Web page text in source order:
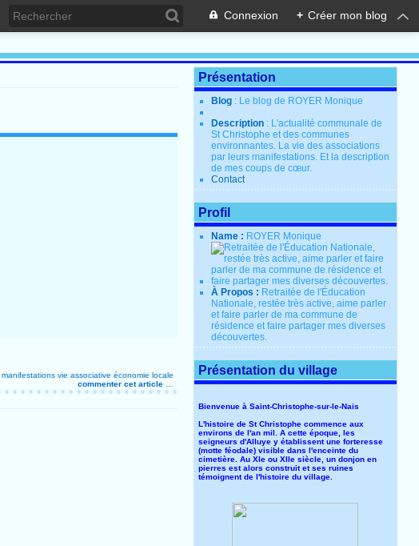
Connexion + Créer mon blog
manifestations vie associative économie locale
commenter cet article
Présentation
Blog : Le blog de ROYER Monique
Description : L'actualité communale de
St Christophe et des communes
environnantes. La vie des associations
par leurs manifestations. Et la description
de mes coups de cœur.
Contact
Profil
Name : ROYER Monique
À Propos : Retraitée de l'Éducation
Nationale, restée très active, aime parler
et faire parler de ma commune de
résidence et faire partager mes diverses
découvertes.
Présentation du village
Bienvenue à Saint-Christophe-sur-le-Nais
L'histoire de St Christophe commence aux
environs de l'an mil. A cette époque, les
seigneurs d'Alluye y établissent une forteresse
(motte féodale) visible dans l'enceinte du
cimetière. Au XIe ou XIIe siècle, un donjon en
pierres est alors construit et ses ruines
témoignent de l'histoire du village.